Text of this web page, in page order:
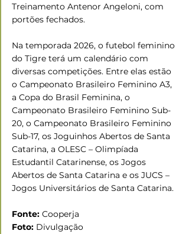
Treinamento Antenor Angeloni, com
portões fechados.
Na temporada 2026, o futebol feminino
do Tigre terá um calendário com
diversas competições. Entre elas estão
o Campeonato Brasileiro Feminino A3,
a Copa do Brasil Feminina, o
Campeonato Brasileiro Feminino Sub-
20, o Campeonato Brasileiro Feminino
Sub-17, os Joguinhos Abertos de Santa
Catarina, a OLESC – Olimpíada
Estudantil Catarinense, os Jogos
Abertos de Santa Catarina e os JUCS –
Jogos Universitários de Santa Catarina.
Fonte: Cooperja
Foto: Divulgação